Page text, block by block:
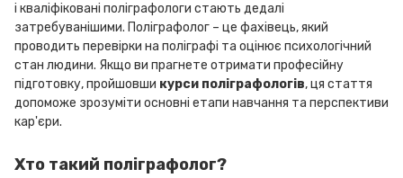
і кваліфіковані поліграфологи стають дедалі
затребуванішими. Поліграфолог – це фахівець, який
проводить перевірки на поліграфі та оцінює психологічний
стан людини. Якщо ви прагнете отримати професійну
підготовку, пройшовши курси поліграфологів, ця стаття
допоможе зрозуміти основні етапи навчання та перспективи
кар'єри.
Хто такий поліграфолог?